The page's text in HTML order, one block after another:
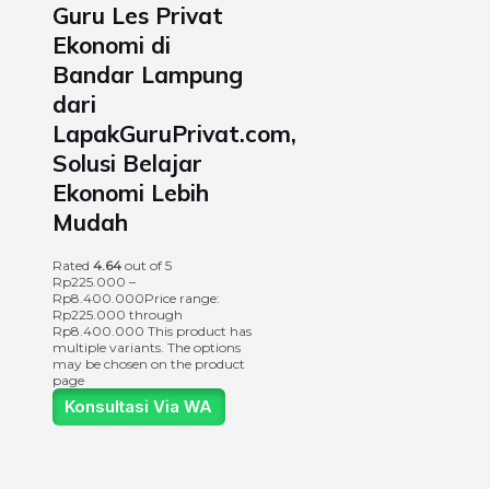
Guru Les Privat
Ekonomi di
Bandar Lampung
dari
LapakGuruPrivat.com,
Solusi Belajar
Ekonomi Lebih
Mudah
Rated 4.64 out of 5
Rp225.000 –
Rp8.400.000Price range:
Rp225.000 through
Rp8.400.000 This product has
multiple variants. The options
may be chosen on the product
page
Konsultasi Via WA